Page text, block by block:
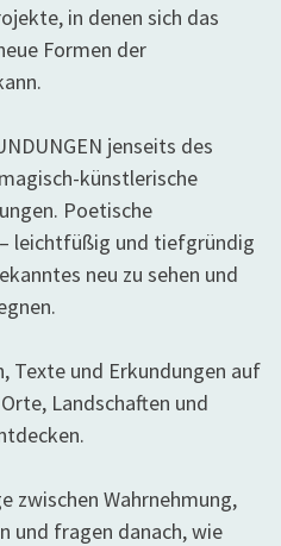
in denen sich das
Formen der
jenseits des
künstlerische
Poetische
leichtfüßig und tiefgründig
neu zu sehen und
Texte und Erkundungen auf
Landschaften und
zwischen Wahrnehmung,
und fragen danach, wie